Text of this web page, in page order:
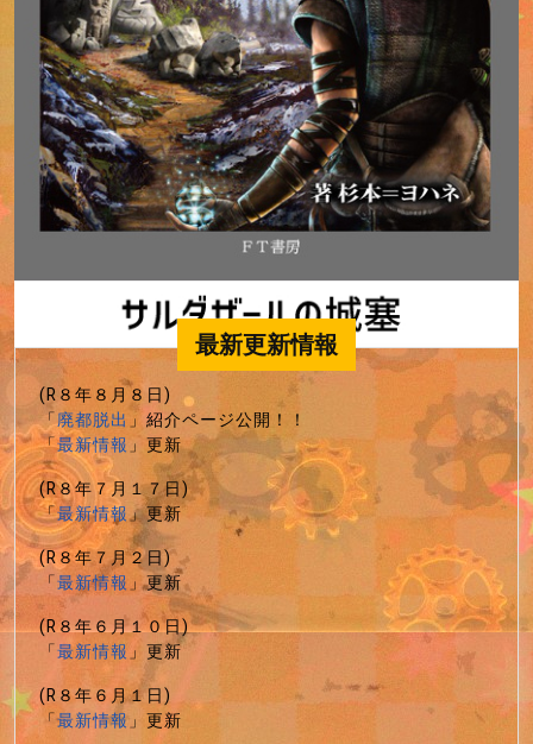
最新更新情報
(R８年８月８日)
「廃都脱出」紹介ページ公開！！
「最新情報」更新
(R８年７月１７日)
「最新情報」更新
(R８年７月２日)
「最新情報」更新
(R８年６月１０日)
「最新情報」更新
(R８年６月１日)
「最新情報」更新